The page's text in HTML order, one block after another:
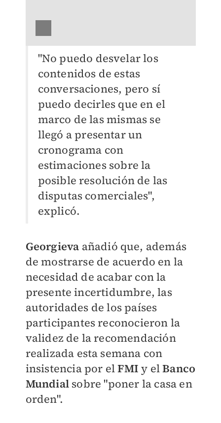
"No puedo desvelar los
contenidos de estas
conversaciones, pero sí
puedo decirles que en el
marco de las mismas se
llegó a presentar un
cronograma con
estimaciones sobre la
posible resolución de las
disputas comerciales",
explicó.
Georgieva añadió que, además
de mostrarse de acuerdo en la
necesidad de acabar con la
presente incertidumbre, las
autoridades de los países
participantes reconocieron la
validez de la recomendación
realizada esta semana con
insistencia por elFMIy elBanco
Mundialsobre "poner la casa en
orden".